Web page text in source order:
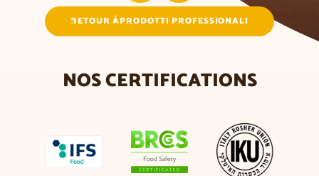
RETOUR ÀPRODOTTI PROFESSIONALI
NOS CERTIFICATIONS